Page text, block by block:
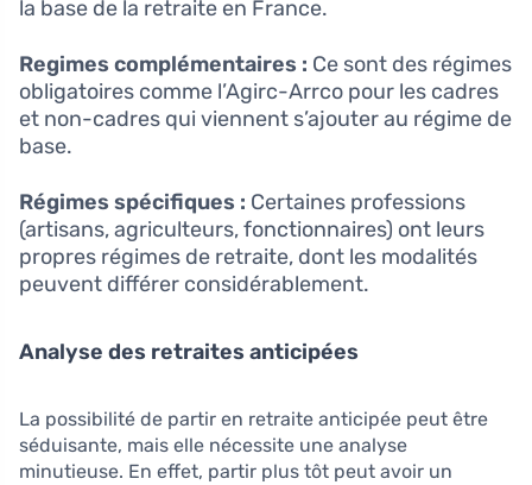
la base de la retraite en France.
Regimes complémentaires : Ce sont des régimes
obligatoires comme l’Agirc-Arrco pour les cadres
et non-cadres qui viennent s’ajouter au régime de
base.
Régimes spécifiques : Certaines professions
(artisans, agriculteurs, fonctionnaires) ont leurs
propres régimes de retraite, dont les modalités
peuvent différer considérablement.
Analyse des retraites anticipées
La possibilité de partir en retraite anticipée peut être
séduisante, mais elle nécessite une analyse
minutieuse. En effet, partir plus tôt peut avoir un